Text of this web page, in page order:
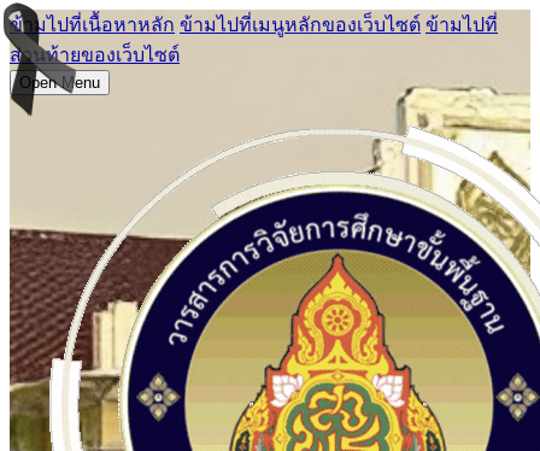
ข้ามไปที่เนื้อหาหลัก ข้ามไปที่เมนูหลักของเว็บไซต์ ข้ามไปที่
ส่วนท้ายของเว็บไซต์
Open Menu